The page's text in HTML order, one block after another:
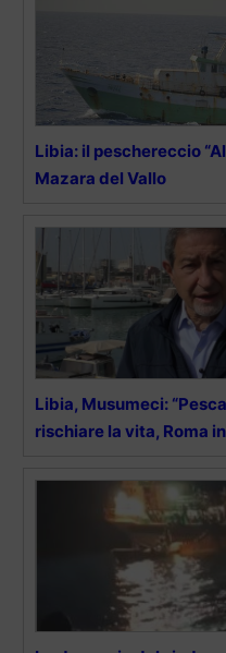
Libia: il peschereccio
Mazara del Vallo
Libia, Musumeci:
rischiare la vita, Roma